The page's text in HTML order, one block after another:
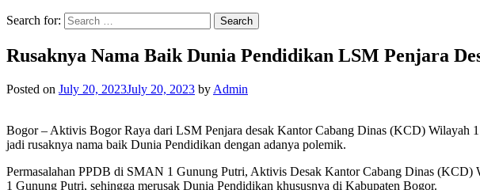
Search for:
Rusaknya Nama Baik Dunia Pendidikan LSM Penjara
Posted on July 20, 2023July 20, 2023 by Admin
Bogor – Aktivis Bogor Raya dari LSM Penjara desak Kantor Cabang Dinas (KCD) Wilayah
jadi rusaknya nama baik Dunia Pendidikan dengan adanya polemik.
Permasalahan PPDB di SMAN 1 Gunung Putri, Aktivis Desak Kantor Cabang Dinas
1 Gunung Putri, sehingga merusak Dunia Pendidikan khususnya di Kabupaten Bogor.